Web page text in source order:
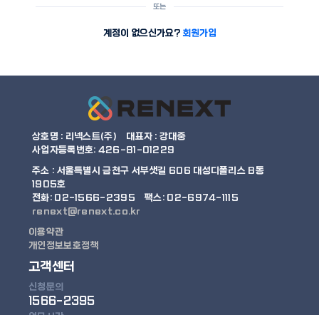
또는
계정이 없으신가요? 회원가입
상호명 : 리넥스트(주)
대표자 : 강대중
사업자등록번호: 426-81-01229
주소 : 서울특별시 금천구 서부샛길 606 대성디폴리스 B동
1905호
전화: 02-1566-2395
팩스: 02-6974-1115
renext@renext.co.kr
이용약관
개인정보보호정책
고객센터
신청문의
1566-2395